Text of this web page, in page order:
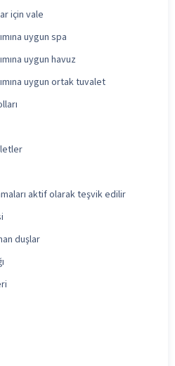
için vale
uygun spa
uygun havuz
uygun ortak tuvalet
aktif olarak teşvik edilir
duşlar